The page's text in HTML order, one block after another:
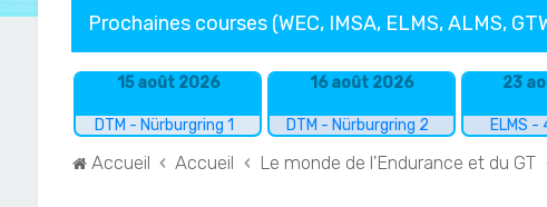
Prochaines courses (WEC, IMSA, ELMS, ALMS,
15 août 2026
DTM - Nürburgring 1
16 août 2026
DTM - Nürburgring 2
23
ELMS -
Accueil Accueil Le monde de l'Endurance et du GT